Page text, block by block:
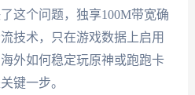
这个问题，独享100M带宽确
技术，只在游戏数据上启用
外如何稳定玩原神或跑跑卡
键一步。